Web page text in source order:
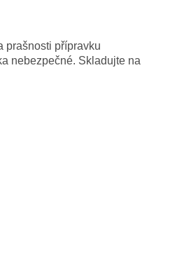
prašnosti přípravku
nebezpečné. Skladujte na